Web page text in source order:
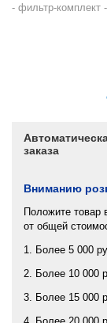
- фильтр-комплект
заказа
Вниманию
Положите товар
от общей
1. Более 5 000
2. Более 10 000
3. Более 15 000